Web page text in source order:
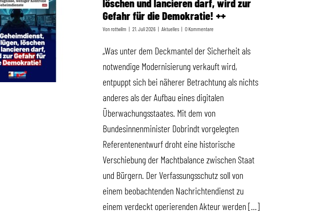
löschen und lancieren darf, wird zur
Gefahr für die Demokratie! ++
Vonrottwilm | 21. Juli 2026 | Aktuelles | 0 Kommentare
„Was unter dem Deckmantel der Sicherheit als
notwendige Modernisierung verkauft wird,
entpuppt sich bei näherer Betrachtung als nichts
anderes als der Aufbau eines digitalen
Überwachungsstaates. Mit dem von
Bundesinnenminister Dobrindt vorgelegten
Referentenentwurf droht eine historische
Verschiebung der Machtbalance zwischen Staat
und Bürgern. Der Verfassungsschutz soll von
einem beobachtenden Nachrichtendienst zu
einem verdeckt operierenden Akteur werden [...]